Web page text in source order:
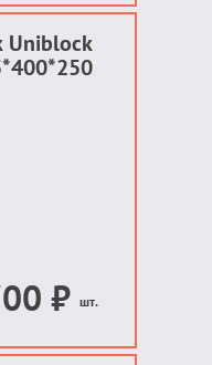
Uniblock
₽ шт.